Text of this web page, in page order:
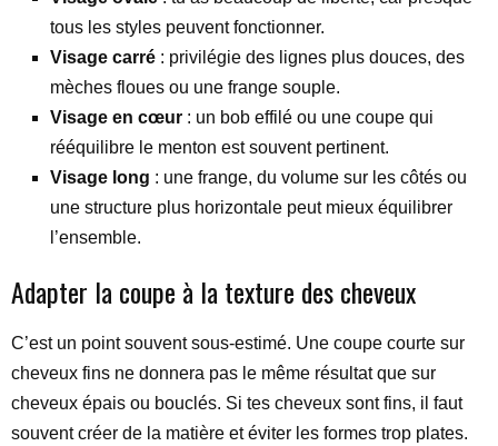
tous les styles peuvent fonctionner.
Visage carré : privilégie des lignes plus douces, des
mèches floues ou une frange souple.
Visage en cœur : un bob effilé ou une coupe qui
rééquilibre le menton est souvent pertinent.
Visage long : une frange, du volume sur les côtés ou
une structure plus horizontale peut mieux équilibrer
l’ensemble.
Adapter la coupe à la texture des cheveux
C’est un point souvent sous-estimé. Une coupe courte sur
cheveux fins ne donnera pas le même résultat que sur
cheveux épais ou bouclés. Si tes cheveux sont fins, il faut
souvent créer de la matière et éviter les formes trop plates.